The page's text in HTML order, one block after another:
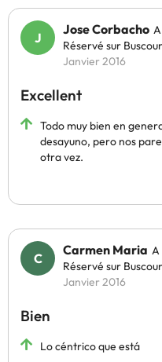
Jose Corbacho
Réservé sur
Janvier 2016
Excellent
Todo muy bien en
desayuno, pero nos
otra vez.
Carmen Maria A
Réservé sur
Janvier 2016
Bien
Lo céntrico que está